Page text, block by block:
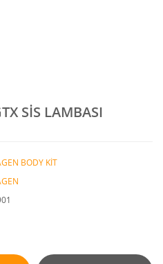
SİS LAMBASI
BODY KİT